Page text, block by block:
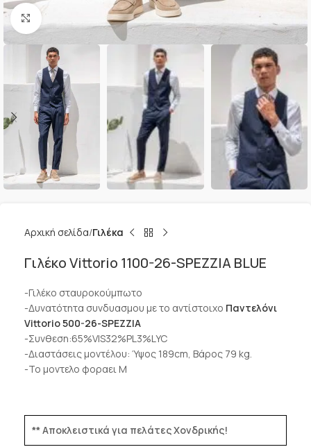
Κλικ για μεγέθυνση
Αρχική σελίδα Γιλέκα
Γιλέκο Vittorio 1100-26-SPEZZIA BLUE
-Γιλέκο σταυροκούμπωτο
-Δυνατότητα συνδυασμου με το αντίστοιχο Παντελόνι
Vittorio 500-26-SPEZZIA
-Συνθεση:65%VIS32%PL3%LYC
-Διαστάσεις μοντέλου: Ύψος 189cm, Βάρος 79 kg.
-Το μοντελο φοραει M
** Αποκλειστικά για πελάτες Χονδρικής!